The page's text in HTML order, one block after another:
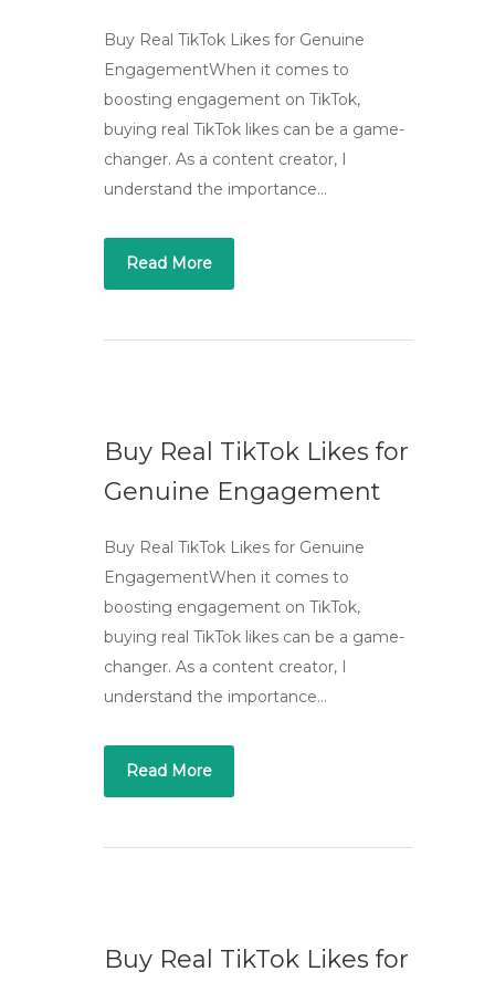
Buy Real TikTok Likes for Genuine
EngagementWhen it comes to
boosting engagement on TikTok,
buying real TikTok likes can be a game-
changer. As a content creator, I
understand the importance…
Read More
Buy Real TikTok Likes for
Genuine Engagement
Buy Real TikTok Likes for Genuine
EngagementWhen it comes to
boosting engagement on TikTok,
buying real TikTok likes can be a game-
changer. As a content creator, I
understand the importance…
Read More
Buy Real TikTok Likes for